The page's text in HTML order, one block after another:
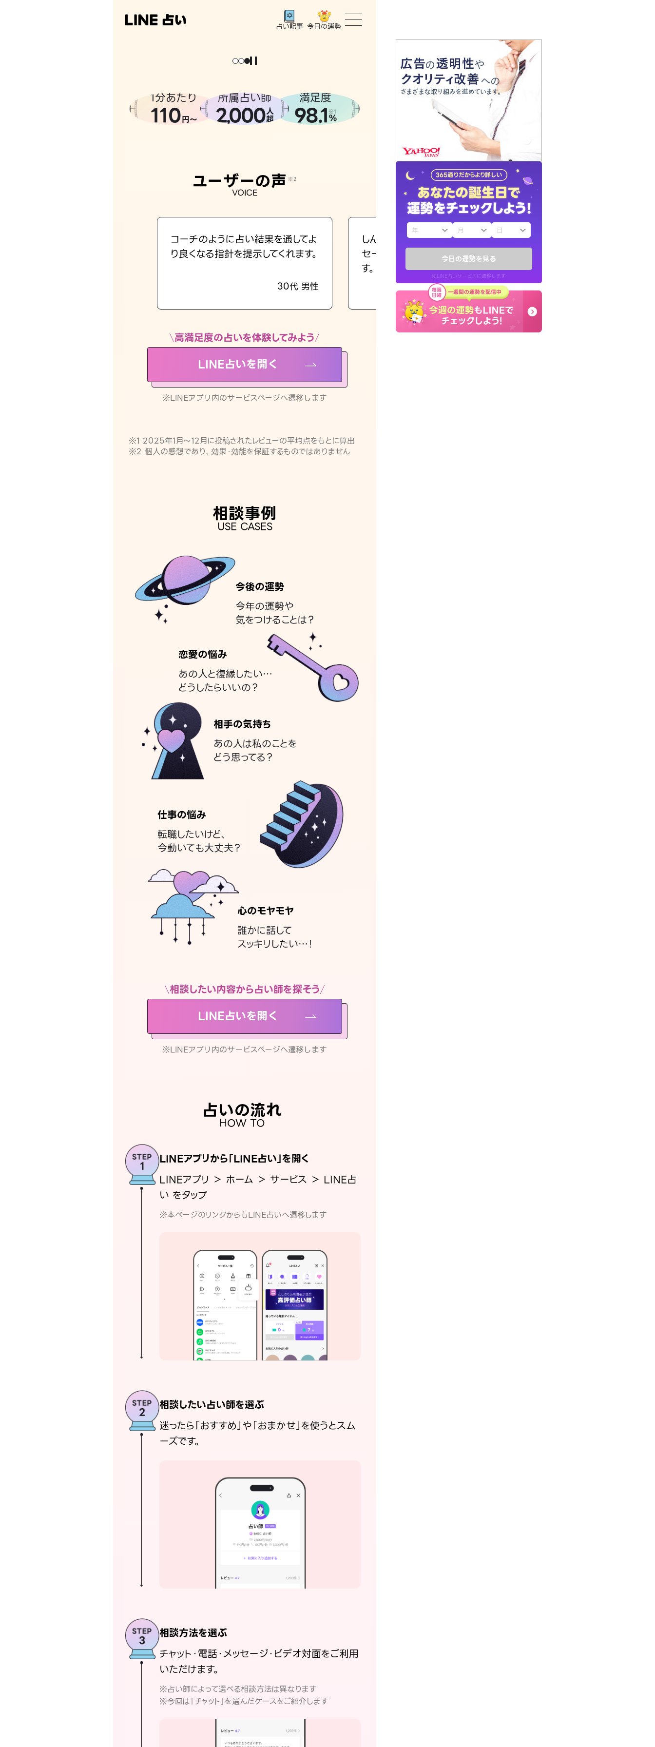
今日の運勢を見る
※LINE占いサービスに遷移します
占い記事 今日の運勢
トップ
ユーザーの声
占いの流れ
おすすめの占い師
よくある質問
えもじの子（占）12星座占い
お知らせ
1分あたり
110円〜
所属占い師
2,000人
超
満足度
98.1 ※1
%
ユーザーの声 ※2
VOICE
コーチのように占い結果を通してよ
り良くなる指針を提示してくれます。
30代 男性
しんどくなってましたが、先生のメッ
セージを読み返してお守りにしてま
す。
40代 女性
高満足度の占いを体験してみよう
LINE占いを開く
※LINEアプリ内のサービスページへ遷移します
※1 2025年1月〜12月に投稿されたレビューの平均点をもとに算出
※2 個人の感想であり、効果・効能を保証するものではありません
相談事例
USE CASES
今後の運勢
今年の運勢や
気をつけることは？
恋愛の悩み
あの人と復縁したい…
どうしたらいいの？
相手の気持ち
あの人は私のことを
どう思ってる？
仕事の悩み
転職したいけど、
今動いても大丈夫？
心のモヤモヤ
誰かに話して
スッキリしたい…！
相談したい内容から占い師を探そう
LINE占いを開く
※LINEアプリ内のサービスページへ遷移します
占いの流れ
HOW TO
LINEアプリから「LINE占い」を開く
LINEアプリ ＞ ホーム ＞ サービス ＞ LINE占
い をタップ
※本ページのリンクからもLINE占いへ遷移します
相談したい占い師を選ぶ
迷ったら「おすすめ」や「おまかせ」を使うとスム
ーズです。
相談方法を選ぶ
チャット・電話・メッセージ・ビデオ対面をご利用
いただけます。
※占い師によって選べる相談方法は異なります
※今回は「チャット」を選んだケースをご紹介します